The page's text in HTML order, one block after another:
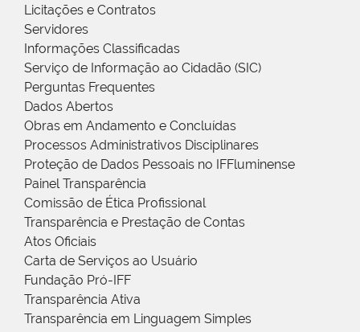
Licitações e Contratos
Servidores
Informações Classificadas
Serviço de Informação ao Cidadão (SIC)
Perguntas Frequentes
Dados Abertos
Obras em Andamento e Concluídas
Processos Administrativos Disciplinares
Proteção de Dados Pessoais no IFFluminense
Painel Transparência
Comissão de Ética Profissional
Transparência e Prestação de Contas
Atos Oficiais
Carta de Serviços ao Usuário
Fundação Pró-IFF
Transparência Ativa
Transparência em Linguagem Simples